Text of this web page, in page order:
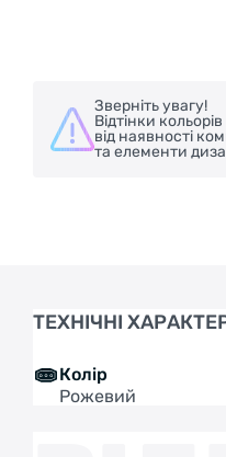
Зверніть увагу!
Відтінки
від наявності
та елементи
ТЕХНІЧНІ
Колір
Рожевий